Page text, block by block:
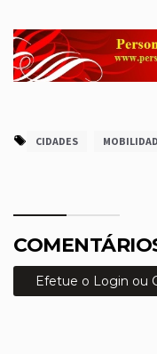
CIDADES
Efetue o Login ou